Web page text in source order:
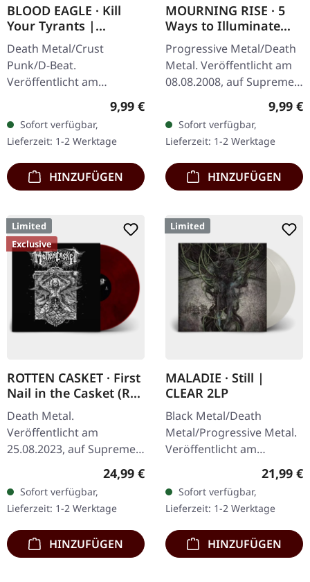
BLOOD EAGLE · Kill
Your Tyrants |
SPLATTER 7" EP
Death Metal/Crust
Punk/D-Beat.
Veröffentlicht am
27.06.2014, auf Supreme
Chaos Records. Weiße,
schwere 7" Vinyl-EP mit
roten Splattern im
dicken…
Regulärer Preis:
9,99 €
Sofort verfügbar,
Lieferzeit: 1-2 Werktage
HINZUFÜGEN
MOURNING RISE · 5
Ways to Illuminate
Silence | DIGIPAK CD
Progressive Metal/Death
Metal. Veröffentlicht am
08.08.2008, auf Supreme
Chaos Records. Limitierte
CD-Version im DigiPak mit
12-seitgem Booklet.…
9,99 €
Sofort verfügbar,
Lieferzeit: 1-2 Werktage
HINZUFÜGEN
Limited
Exclusive
ROTTEN CASKET · First
Nail in the Casket (Re-
Release) | RED/BLACK
LP
Death Metal.
Veröffentlicht am
25.08.2023, auf Supreme
Chaos Records. SCR
exklusiv! Re-Release auf
transparent rot/schwarz
marmoriertem Vinyl,…
Regulärer Preis:
24,99 €
Sofort verfügbar,
Lieferzeit: 1-2 Werktage
HINZUFÜGEN
Limited
MALADIE · Still |
CLEAR 2LP
Black Metal/Death
Metal/Progressive Metal.
Veröffentlicht am
10.04.2015, auf Supreme
Transparentes Doppel-
Vinyl im schweren…
21,99 €
Sofort verfügbar,
Lieferzeit: 1-2 Werktage
HINZUFÜGEN